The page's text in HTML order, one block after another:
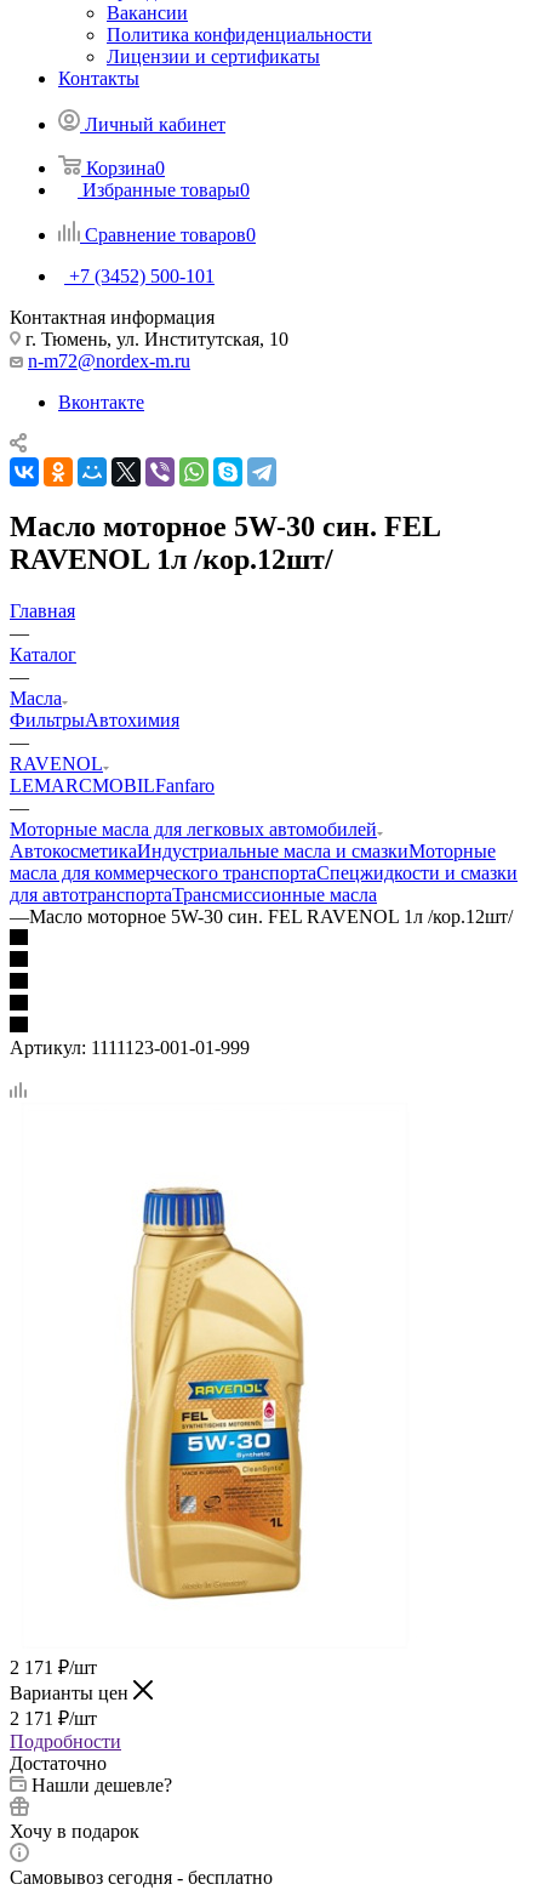
Вакансии
Политика конфиденциальности
Лицензии и сертификаты
Контакты
Личный кабинет
Корзина0
Избранные товары0
Сравнение товаров0
+7 (3452) 500-101
Контактная информация
г. Тюмень, ул. Институтская, 10
n-m72@nordex-m.ru
Вконтакте
Масло моторное 5W-30 син. FEL
RAVENOL 1л /кор.12шт/
Главная
—
Каталог
—
Масла
ФильтрыАвтохимия
—
RAVENOL
LEMARCMOBILFanfaro
—
Моторные масла для легковых автомобилей
АвтокосметикаИндустриальные масла и смазкиМоторные
масла для коммерческого транспортаСпецжидкости и смазки
для автотранспортаТрансмиссионные масла
—Масло моторное 5W-30 син. FEL RAVENOL 1л /кор.12шт/
Артикул: 1111123-001-01-999
2 171 ₽/шт
Варианты цен
2 171 ₽/шт
Подробности
Достаточно
Нашли дешевле?
Хочу в подарок
Самовывоз сегодня - бесплатно